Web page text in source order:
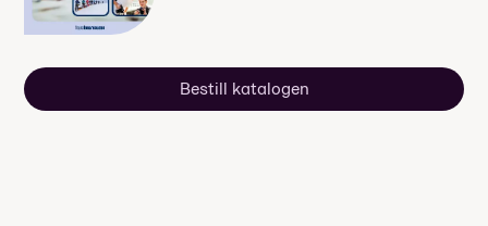
Bestill katalogen